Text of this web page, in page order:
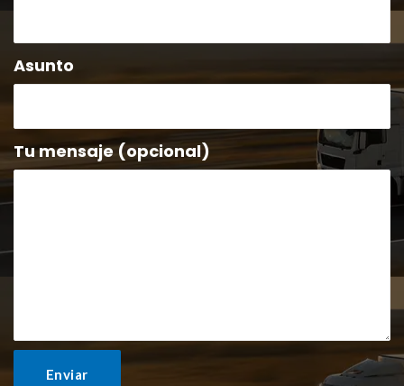
Asunto
Tu mensaje (opcional)
Enviar